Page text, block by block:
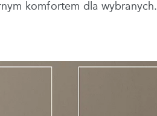
komfortem dla wybranych.